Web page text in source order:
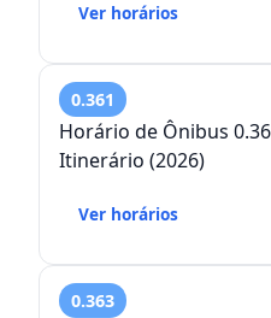
Ver horários
0.361
Horário de Ônibus
Itinerário (2026)
Ver horários
0.363